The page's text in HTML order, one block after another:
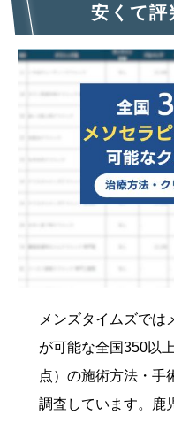
安くて評
メンズタイムズでは
が可能な全国350以
点）の施術方法・手
調査しています。鹿